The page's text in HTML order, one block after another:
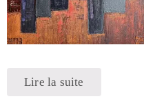
Lire la suite